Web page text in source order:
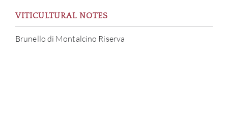
VITICULTURAL NOTES
Brunello di Montalcino Riserva